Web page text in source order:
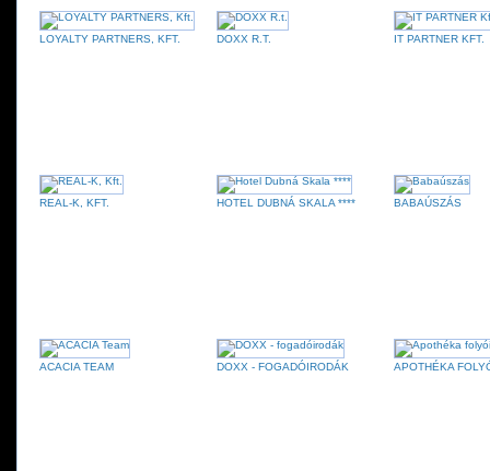
LOYALTY PARTNERS, KFT. DOXX R.T. IT PARTNER KFT.
REAL-K, KFT. HOTEL DUBNÁ SKALA **** BABAÚSZÁS
ACACIA TEAM DOXX - FOGADÓIRODÁK APOTHÉKA